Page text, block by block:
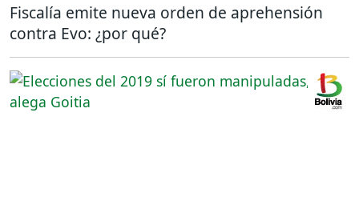
Fiscalía emite nueva orden de aprehensión
contra Evo: ¿por qué?